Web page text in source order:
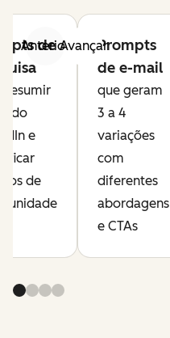
AnteriorAvançar
de
resumir
do
e
de
Prompts
de e-mail
que geram
3 a 4
variações
com
diferentes
abordagens
e CTAs